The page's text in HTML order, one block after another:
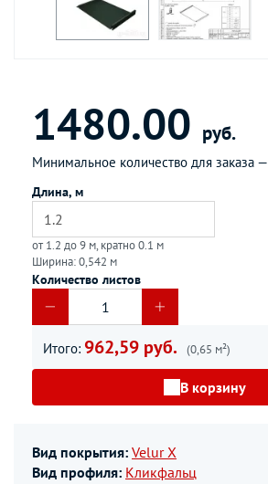
1480.00 руб.
Минимальное количество для заказа —
Длина, м
от 1.2 до 9 м, кратно 0.1 м
Ширина: 0,542 м
Количество листов
Итого: 962,59 руб. (0,65 м²)
В корзину
Вид покрытия: Velur X
Вид профиля: Кликфальц